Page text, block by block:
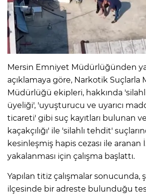
Mersin Emniyet Müdürlüğünden
açıklamaya göre, Narkotik Suçlarla
Müdürlüğü ekipleri, hakkında
üyeliği', 'uyuşturucu ve uyarıcı
ticareti' gibi suç kayıtları bulunan
kaçakçılığı' ile 'silahlı tehdit'
kesinleşmiş hapis cezası ile aranan
yakalanması için çalışma başlattı.
Yapılan titiz çalışmalar sonucunda,
ilçesinde bir adreste bulunduğu